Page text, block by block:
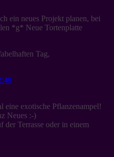
ein neues Projekt planen, bei
*g* Neue Tortenplatte
Tag,
eine exotische Pflanzenampel!
Neues :-)
der Terrasse oder in einem